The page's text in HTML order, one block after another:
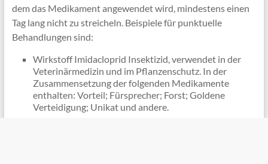
dem das Medikament angewendet wird, mindestens einen
Tag lang nicht zu streicheln. Beispiele für punktuelle
Behandlungen sind:
Wirkstoff Imidacloprid Insektizid, verwendet in der
Veterinärmedizin und im Pflanzenschutz. In der
Zusammensetzung der folgenden Medikamente
enthalten: Vorteil; Fürsprecher; Forst; Goldene
Verteidigung; Unikat und andere.